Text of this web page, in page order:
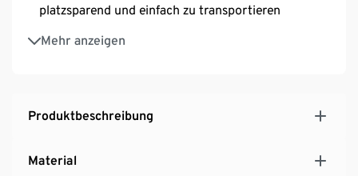
platzsparend und einfach zu transportieren
Mehr anzeigen
Verschluss für einen sicheren und geräuschlosen
Für den Anschluss an Gasflaschen: inkl. 50-mbar-
möglich
Produktbeschreibung
Material